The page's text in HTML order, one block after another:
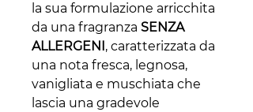
la sua formulazione arricchita
da una fragranza SENZA
ALLERGENI, caratterizzata da
una nota fresca, legnosa,
vanigliata e muschiata che
lascia una gradevole